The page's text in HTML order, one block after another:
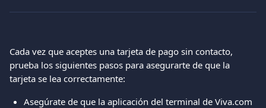
Cada vez que aceptes una tarjeta de pago sin contacto,
prueba los siguientes pasos para asegurarte de que la
tarjeta se lea correctamente:
Asegúrate de que la aplicación del terminal de Viva.com